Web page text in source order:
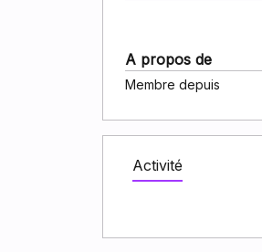
A propos de
Membre depuis
Activité